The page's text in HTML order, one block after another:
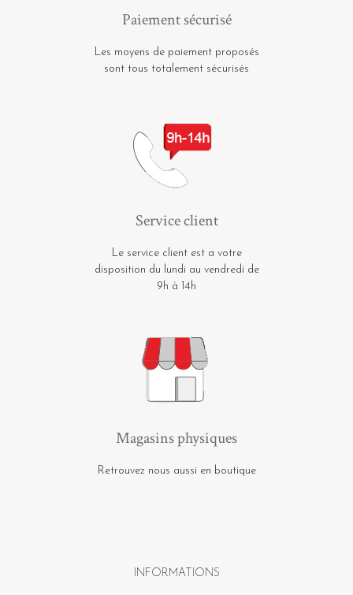
Paiement sécurisé
Les moyens de paiement proposés
sont tous totalement sécurisés
Service client
Le service client est a votre
disposition du lundi au vendredi de
9h à 14h
Magasins physiques
Retrouvez nous aussi en boutique
INFORMATIONS